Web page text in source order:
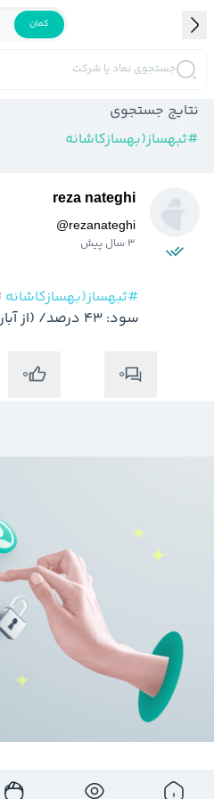
کمان
جستجوی نماد یا شرکت
نتایج جستجوی
#ثبهساز(بهسازکاشانه
reza nateghi
@rezanateghi
3 سال پیش
#ثبهساز(بهسازکاشانه
سود: 43 درصد/ (از آبان 1402 واریز به سجام)
0
0
برای مشاهده کامل این بخش